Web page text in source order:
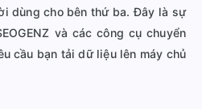
dùng cho bên thứ ba. Đây là sự
và các công cụ chuyển
cầu bạn tải dữ liệu lên máy chủ